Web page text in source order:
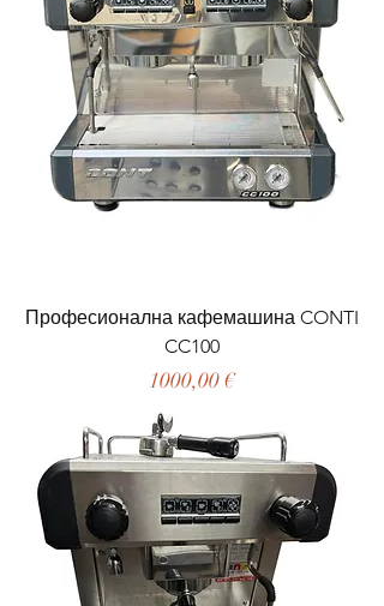
Професионална кафемашина CONTI
CC100
Цена
1000,00 €